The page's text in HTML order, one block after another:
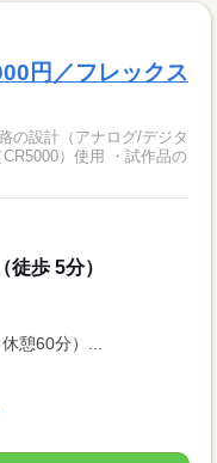
円／フレックス
の設計（アナログ/デジタ
）使用 ・試作品の
歩 5分）
憩60分）...